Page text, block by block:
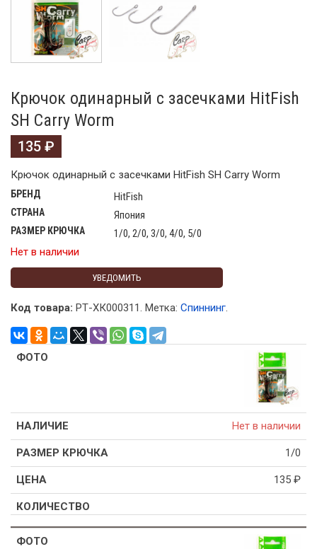
Крючок одинарный с засечками HitFish
SH Carry Worm
135 ₽
Крючок одинарный с засечками HitFish SH Carry Worm
БРЕНД HitFish
СТРАНА Япония
РАЗМЕР КРЮЧКА
1/0, 2/0, 3/0, 4/0, 5/0
Нет в наличии
УВЕДОМИТЬ
Код товара: РТ-ХК000311. Метка: Спиннинг.
Нет в наличии
1/0
135 ₽